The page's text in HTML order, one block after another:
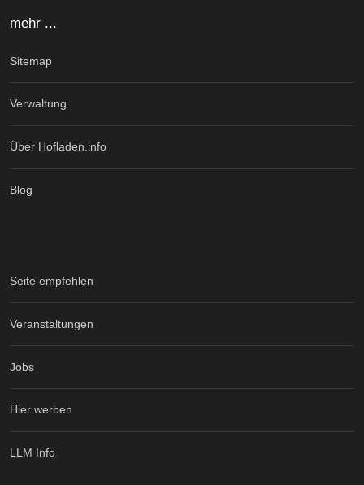
mehr ...
Sitemap
Verwaltung
Über Hofladen.info
Blog
Seite empfehlen
Veranstaltungen
Jobs
Hier werben
LLM Info